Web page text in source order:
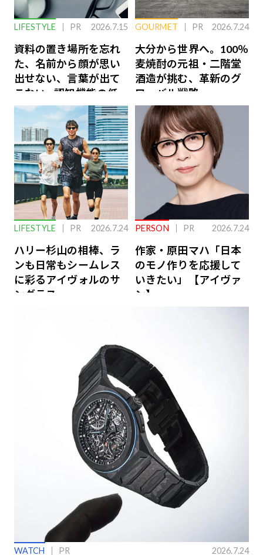
LIFESTYLE PR 2026.7.15
資料の置き場所を忘れ
た、名前から顔が思い
出せない、言葉が出て
こない…認知機能の低
下を救う、脳のインナ
ーケアとは
GOURMET PR 2026.7.24
大分から世界へ。100％
麦焼酎の元祖・二階堂
酒造が挑む、革新のグ
ローバル戦略
LIFESTYLE PR 2026.7.24
ハリー杉山の相棒、ラ
ンも日常もシームレス
に彩るアイヴォルのサ
ングラス
PERSON PR 2026.7.24
作家・原田マハ「日本
のモノ作りを応援して
いきたい」【アイヴァ
ン】
WATCH PR 2026.7.24